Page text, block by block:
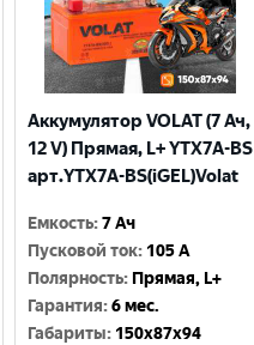
Аккумулятор VOLAT (7 Ач,
12 V) Прямая, L+ YTX7A-BS
арт.YTX7A-BS(iGEL)Volat
Емкость:7 Ач
Пусковой ток: 105 A
Полярность: Прямая, L+
Гарантия:6 мес.
Габариты: 150x87x94